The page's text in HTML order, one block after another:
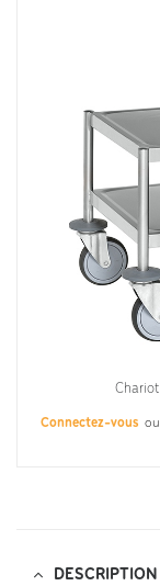
Connectez-vous ou
DESCRIPTION